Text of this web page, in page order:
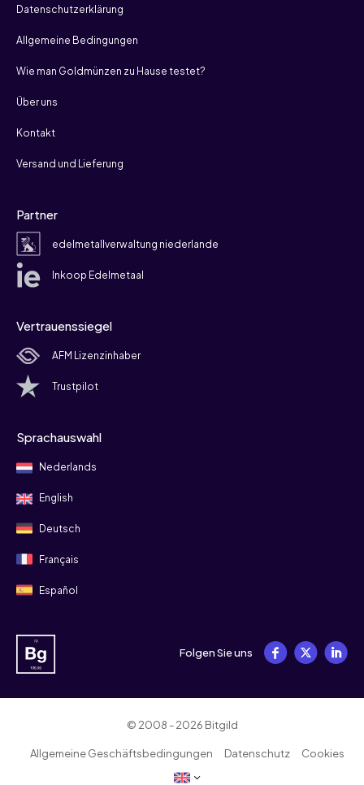
Datenschutzerklärung
Allgemeine Bedingungen
Wie man Goldmünzen zu Hause testet?
Über uns
Kontakt
Versand und Lieferung
Partner
edelmetallverwaltung niederlande
Inkoop Edelmetaal
Vertrauenssiegel
AFM Lizenzinhaber
Trustpilot
Sprachauswahl
Nederlands
English
Deutsch
Français
Español
Folgen Sie uns
© 2008 - 2026 Bitgild
Allgemeine Geschäftsbedingungen Datenschutz Cookies